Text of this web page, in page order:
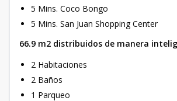
5 Mins. Coco Bongo
5 Mins. San Juan Shopping Center
66.9 m2 distribuidos de manera
2 Habitaciones
2 Baños
1 Parqueo